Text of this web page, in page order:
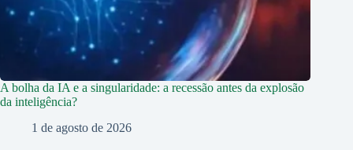
A bolha da IA e a singularidade: a recessão antes da explosão
da inteligência?
1 de agosto de 2026